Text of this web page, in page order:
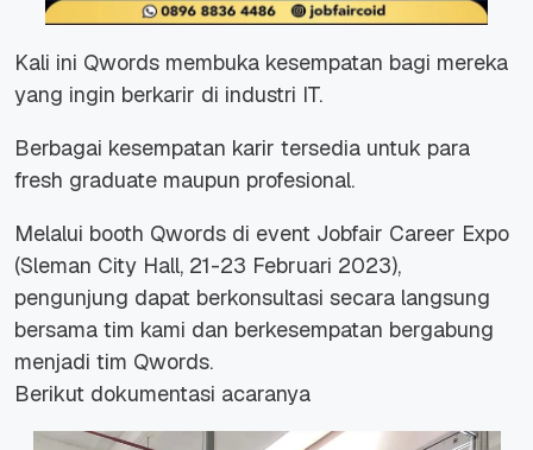
Kali ini Qwords membuka kesempatan bagi mereka
yang ingin berkarir di industri IT.
Berbagai kesempatan karir tersedia untuk para
fresh graduate maupun profesional.
Melalui booth Qwords di event Jobfair Career Expo
(Sleman City Hall, 21-23 Februari 2023),
pengunjung dapat berkonsultasi secara langsung
bersama tim kami dan berkesempatan bergabung
menjadi tim Qwords.
Berikut dokumentasi acaranya